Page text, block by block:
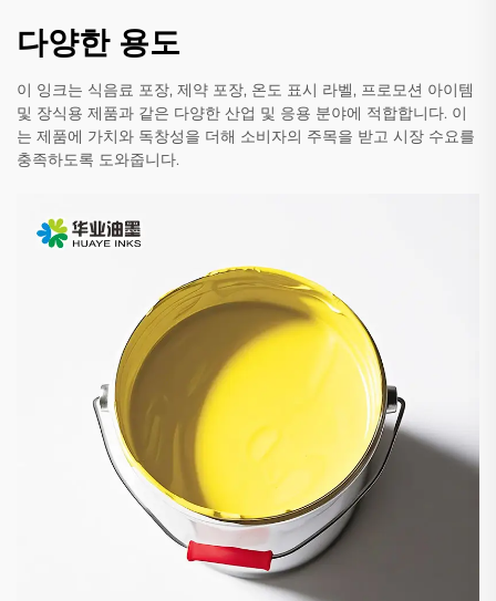
다양한 용도
이 잉크는 식음료 포장, 제약 포장, 온도 표시 라벨, 프로모션 아이템
및 장식용 제품과 같은 다양한 산업 및 응용 분야에 적합합니다. 이
는 제품에 가치와 독창성을 더해 소비자의 주목을 받고 시장 수요를
충족하도록 도와줍니다.